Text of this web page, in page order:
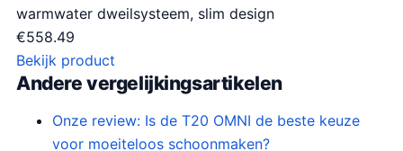
warmwater dweilsysteem, slim design
€558.49
Bekijk product
Andere vergelijkingsartikelen
Onze review: Is de T20 OMNI de beste keuze
voor moeiteloos schoonmaken?